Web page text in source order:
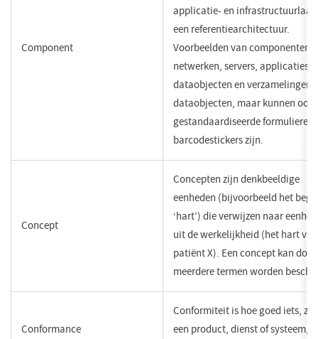
Component
applicatie- en
een referentiearchitectuur.
Voorbeelden van componenten
netwerken, servers, applicaties,
dataobjecten en verzamelingen
dataobjecten, maar kunnen ook
gestandaardiseerde formulieren
barcodestickers zijn.
Concept
Concepten zijn denkbeeldige
eenheden (bijvoorbeeld het
‘hart’) die verwijzen naar
uit de werkelijkheid (het hart van
patiënt X). Een concept kan door
meerdere termen worden
Conformance
Conformiteit is hoe goed iets,
een product, dienst of systeem,